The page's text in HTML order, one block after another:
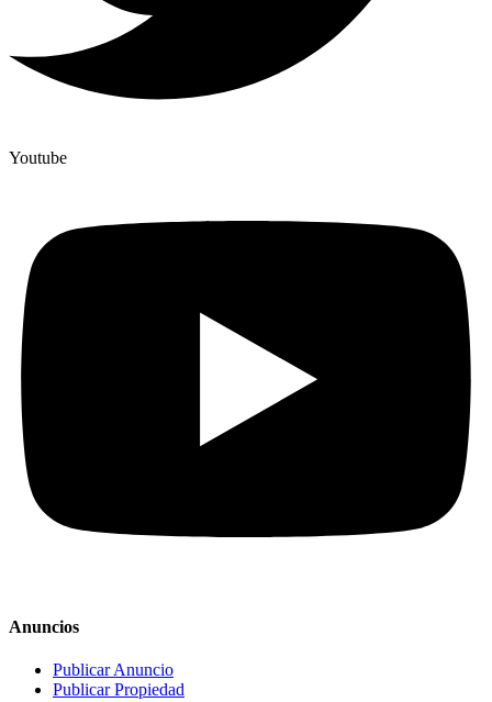
Youtube
Anuncios
Publicar Anuncio
Publicar Propiedad